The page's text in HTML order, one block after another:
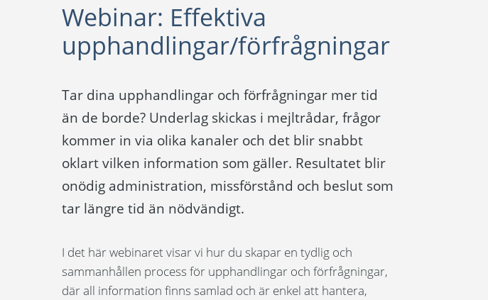
Webinar: Effektiva
upphandlingar/förfrågningar
Tar dina upphandlingar och förfrågningar mer tid
än de borde? Underlag skickas i mejltrådar, frågor
kommer in via olika kanaler och det blir snabbt
oklart vilken information som gäller. Resultatet blir
onödig administration, missförstånd och beslut som
tar längre tid än nödvändigt.
I det här webinaret visar vi hur du skapar en tydlig och
sammanhållen process för upphandlingar och förfrågningar,
där all information finns samlad och är enkel att hantera,